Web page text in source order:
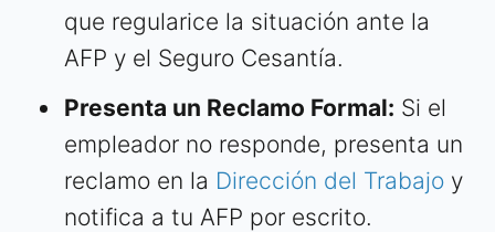
que regularice la situación ante la
AFP y el Seguro Cesantía.
Presenta un Reclamo Formal: Si el
empleador no responde, presenta un
reclamo en la Dirección del Trabajo y
notifica a tu AFP por escrito.